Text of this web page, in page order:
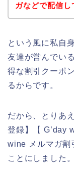
ガなどで配信し
という風に私自
友達が営んでい
得な割引クーポ
るからです。
だから、とりあ
登録】【 G’day
wine メルマガ割
ことにしました。